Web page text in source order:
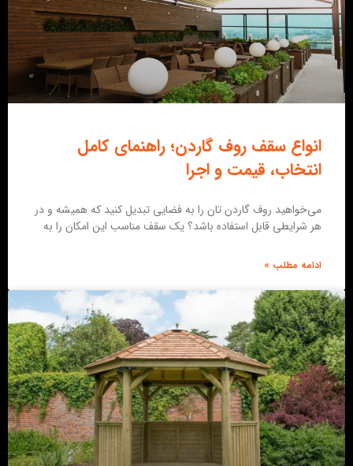
انواع سقف روف گاردن؛ راهنمای کامل
انتخاب، قیمت و اجرا
می‌خواهید روف گاردن تان را به فضایی تبدیل کنید که همیشه و در
هر شرایطی قابل استفاده باشد؟ یک سقف مناسب این امکان را به
ادامه مطلب »